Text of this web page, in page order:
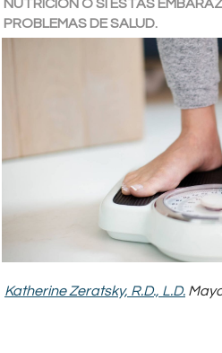
NUTRICIÓN O SI ESTÁS
PROBLEMAS DE SALUD.
Katherine Zeratsky, R.D., L.D.